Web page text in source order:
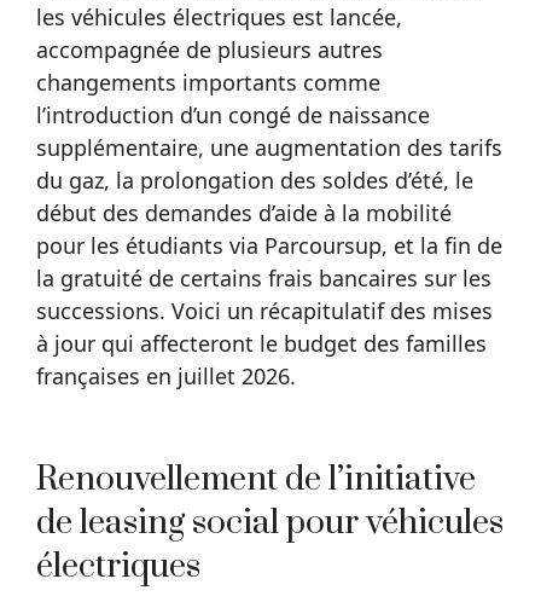
les véhicules électriques est lancée,
accompagnée de plusieurs autres
changements importants comme
l’introduction d’un congé de naissance
supplémentaire, une augmentation des tarifs
du gaz, la prolongation des soldes d’été, le
début des demandes d’aide à la mobilité
pour les étudiants via Parcoursup, et la fin de
la gratuité de certains frais bancaires sur les
successions. Voici un récapitulatif des mises
à jour qui affecteront le budget des familles
françaises en juillet 2026.
Renouvellement de l’initiative
de leasing social pour véhicules
électriques